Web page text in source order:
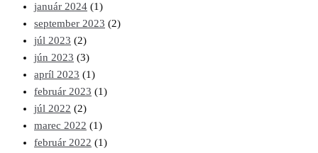
január 2024 (1)
september 2023 (2)
júl 2023 (2)
jún 2023 (3)
apríl 2023 (1)
február 2023 (1)
júl 2022 (2)
marec 2022 (1)
február 2022 (1)